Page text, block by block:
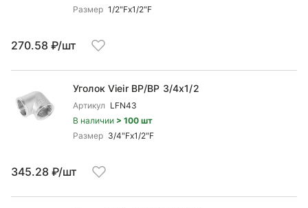
Размер 1/2"Fx1/2"F
270.58 ₽/шт
Уголок Vieir ВР/ВР 3/4x1/2
Артикул LFN43
В наличии > 100 шт
Размер 3/4"Fx1/2"F
345.28 ₽/шт